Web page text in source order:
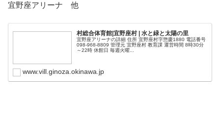
宜野座アリーナ 他
村総合体育館|宜野座村 | 水と緑と太陽の里
宜野座アリーナの詳細 住所 宜野座村字惣慶1880 電話番号
098-968-8809 管理元 宜野座村 教育課 運営時間 8時30分
～22時 休館日 毎週火曜...
www.vill.ginoza.okinawa.jp